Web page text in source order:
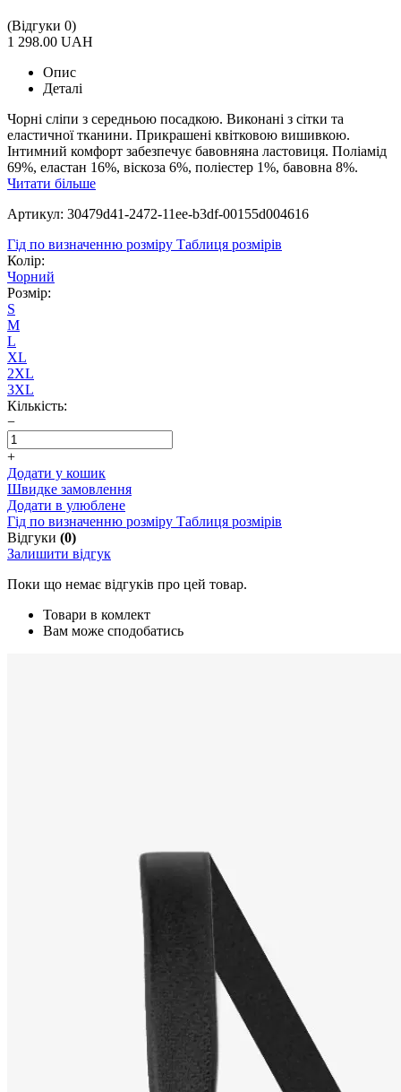
(Відгуки 0)
1 298.00 UAH
Опис
Деталі
Чорні сліпи з середньою посадкою. Виконані з сітки та
еластичної тканини. Прикрашені квітковою вишивкою.
Інтимний комфорт забезпечує бавовняна ластовиця. Поліамід
69%, еластан 16%, віскоза 6%, поліестер 1%, бавовна 8%.
Читати більше
Артикул: 30479d41-2472-11ee-b3df-00155d004616
Гід по визначенню розміру Таблиця розмірів
Колір:
Чорний
Розмір:
S
M
L
XL
2XL
3XL
Кількість:
−
+
Додати у кошик
Швидке замовлення
Додати в улюблене
Гід по визначенню розміру Таблиця розмірів
Відгуки (0)
Залишити відгук
Поки що немає відгуків про цей товар.
Товари в комлект
Вам може сподобатись